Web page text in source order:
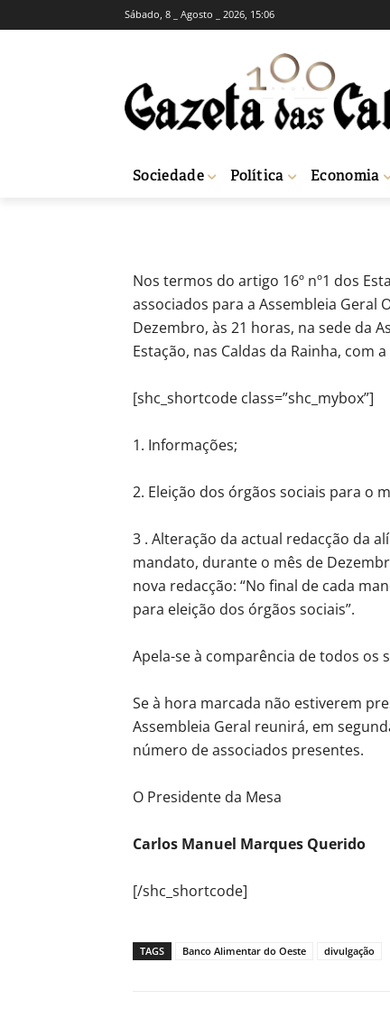
Sábado, 8 _ Agosto _ 2026, 15:06
Sociedade Política Economia
ACTUAIS BREVES INSTITUCIONAL
Banco
Redação 2 de Dezembro, 2011
Nos termos do artigo 16º nº1 dos
associados para a Assembleia
Dezembro, às 21 horas, na sede da
Estação, nas Caldas da Rainha, com
[shc_shortcode class=”shc_mybox”]
1. Informações;
2. Eleição dos órgãos sociais para o
3 . Alteração da actual redacção da
mandato, durante o mês de
nova redacção: “No final de cada
para eleição dos órgãos sociais”.
Apela-se à comparência de todos os
Se à hora marcada não estiverem
Assembleia Geral reunirá, em
número de associados presentes.
O Presidente da Mesa
Carlos Manuel Marques Querido
[/shc_shortcode]
TAGS Banco Alimentar do Oeste divulgação